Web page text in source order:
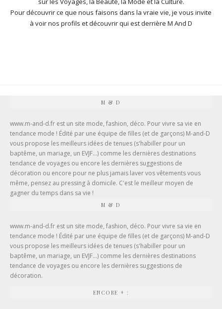
Pour découvrir ce que nous faisons dans la vraie vie, je vous invite
à voir nos profils et découvrir qui est derrière M And D
M & D
www.m-and-d.fr est un site mode, fashion, déco. Pour vivre sa vie en
tendance mode ! Édité par une équipe de filles (et de garçons) M-and-D
vous propose les meilleurs idées de tenues (s'habiller pour un
baptême, un mariage, un EVJF...) comme les dernières destinations
tendance de voyages ou encore les dernières suggestions de
décoration ou encore pour ne plus jamais laver vos vêtements vous
même, pensez au pressing à domicile. C'est le meilleur moyen de
gagner du temps dans sa vie !
M & D
www.m-and-d.fr est un site mode, fashion, déco. Pour vivre sa vie en
tendance mode ! Édité par une équipe de filles (et de garçons) M-and-D
vous propose les meilleurs idées de tenues (s'habiller pour un
baptême, un mariage, un EVJF...) comme les dernières destinations
tendance de voyages ou encore les dernières suggestions de
décoration.
ENCORE + :